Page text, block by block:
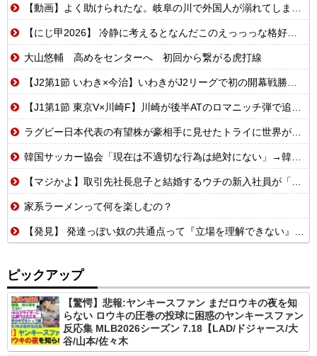
【動画】よく助けられたな。岐阜の川で外国人が溺れてしまう事故。
【にじ甲2026】 冷静に考えるとなんだこのえっっっな格好は…？
大山悠輔 高めをセンターへ 初回から繋がる虎打線
【J2第1節 いわき×今治】いわきがJ2リーグで初の開幕戦勝利！エース熊田が怪我乗り越え2ゴールの活躍
【J1第1節 東京V×川崎F】川崎が後半ATのロマニッチ弾で追いつき辛くもドロー 東京Vは痛恨クリアミスで勝ち点3を逃す
ラグビー日本代表の有望株が豪相手に見せたトライに世界が騒然！←「F１並みのスピードだ」（海外の反応）
韓国サッカー協会「現在は不適切な行為は絶対にない」→韓国人「一番重要なのは2002年なのにそこは言及しないんだなｗｗｗ」「責任逃れが本当にひどい・・・」
【マジかよ】取引先社長息子と結婚するウチの新入社員が「結婚も契約も中止になりました…」→俺「こっちもグループ全社の取引中止しよう」
家系ラーメンって何を楽しむの？
【発見】 発達っぽい奴の共通点って『立場を理解できない』だよな
ピックアップ
【驚愕】悲報:ヤンキースファン まだロウキの夜を知
らない ロウキの圧巻の投球に困惑のヤンキースファン
反応集 MLB2026シーズン 7.18【LAD/ドジャース/大
谷/山本/佐々木